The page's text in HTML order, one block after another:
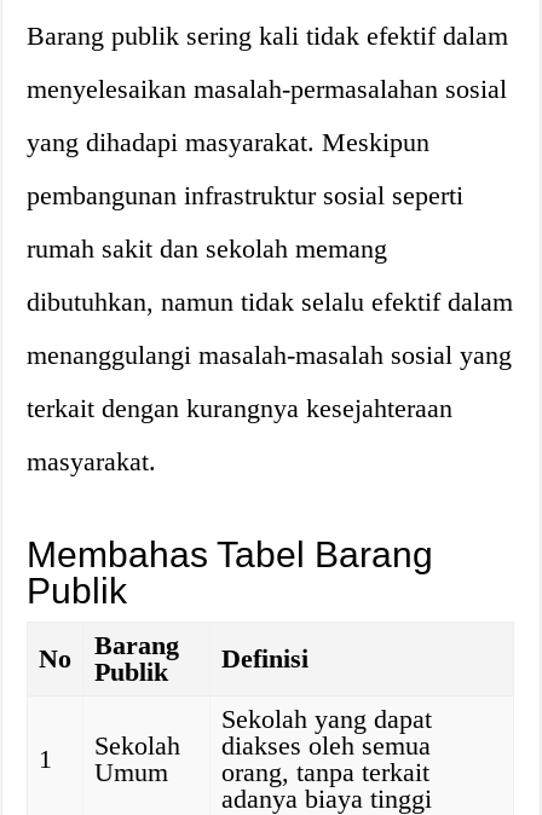
Barang publik sering kali tidak efektif dalam
menyelesaikan masalah-permasalahan sosial
yang dihadapi masyarakat. Meskipun
pembangunan infrastruktur sosial seperti
rumah sakit dan sekolah memang
dibutuhkan, namun tidak selalu efektif dalam
menanggulangi masalah-masalah sosial yang
terkait dengan kurangnya kesejahteraan
masyarakat.
Membahas Tabel Barang
Publik
No
Barang
Publik
Definisi
1
Sekolah
Umum
Sekolah yang dapat
diakses oleh semua
orang, tanpa terkait
adanya biaya tinggi